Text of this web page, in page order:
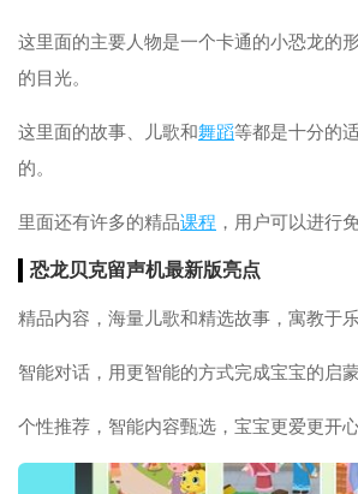
这里面的主要人物是一个卡通的小恐龙的
的目光。
这里面的故事、儿歌和舞蹈等都是十分的
的。
里面还有许多的精品课程 ，用户可以进行
恐龙贝克留声机最新版亮点
精品内容，海量儿歌和精选故事，寓教于乐
智能对话，用更智能的方式完成宝宝的启
个性推荐，智能内容甄选，宝宝更爱更开心